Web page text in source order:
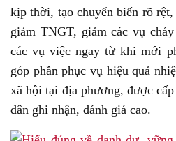
kịp thời, tạo chuyển biến rõ
giảm TNGT, giảm các vụ
các vụ việc ngay từ khi mới
góp phần phục vụ hiệu quả
xã hội tại địa phương, được
dân ghi nhận, đánh giá cao.